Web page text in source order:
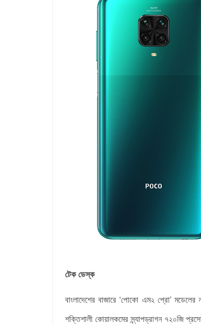
টেক ডেস্ক
বাংলাদেশের বাজারে ‘পোকো এম২ প্রো’
শক্তিশালী কোয়ালকমের স্ন্যাপড্রাগন ৭২০জি